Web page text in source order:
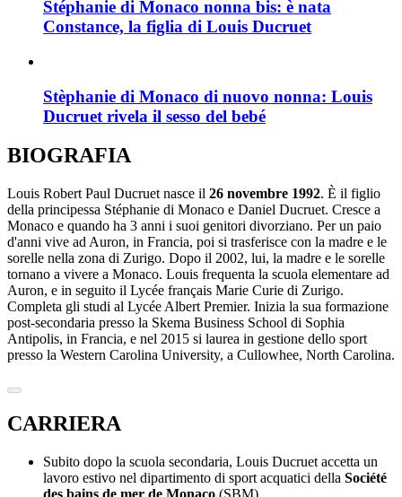
Stéphanie di Monaco nonna bis: è nata
Constance, la figlia di Louis Ducruet
Stèphanie di Monaco di nuovo nonna: Louis
Ducruet rivela il sesso del bebé
BIOGRAFIA
Louis Robert Paul Ducruet nasce il 26 novembre 1992. È il figlio
della principessa Stéphanie di Monaco e Daniel Ducruet. Cresce a
Monaco e quando ha 3 anni i suoi genitori divorziano. Per un paio
d'anni vive ad Auron, in Francia, poi si trasferisce con la madre e le
sorelle nella zona di Zurigo. Dopo il 2002, lui, la madre e le sorelle
tornano a vivere a Monaco. Louis frequenta la scuola elementare ad
Auron, e in seguito il Lycée français Marie Curie di Zurigo.
Completa gli studi al Lycée Albert Premier. Inizia la sua formazione
post-secondaria presso la Skema Business School di Sophia
Antipolis, in Francia, e nel 2015 si laurea in gestione dello sport
presso la Western Carolina University, a Cullowhee, North Carolina.
CARRIERA
Subito dopo la scuola secondaria, Louis Ducruet accetta un
lavoro estivo nel dipartimento di sport acquatici della Société